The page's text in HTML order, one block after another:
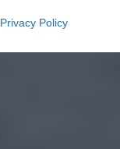
Privacy Policy